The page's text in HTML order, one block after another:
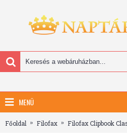
MENÜ
Főoldal Filofax Filofax Clipbook